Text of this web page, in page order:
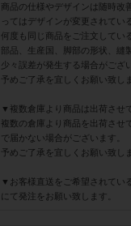
商品の仕様やデザインは随時改
ってはデザインが変更されてい
何度も同じ商品をご注文してい
部品、生産国、脚部の形状、縫
少々誤差が発生する場合がござ
予めご了承を宜しくお願い致し
▼複数倉庫より商品は出荷させ
複数の倉庫より商品を出荷させ
で届かない場合がございます。
予めご了承を宜しくお願い致し
▼お客様直送をご希望されてい
にて発注をお願い致します。